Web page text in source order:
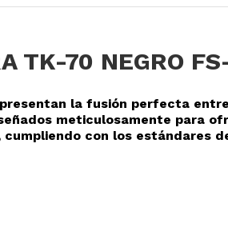
TK-70 NEGRO
la fusión perfecta
meticulosamente para
con los estándares